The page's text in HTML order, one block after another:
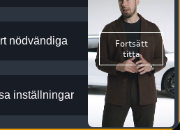
Återförsäljare
om dataläcka
nödvändiga
inställningar